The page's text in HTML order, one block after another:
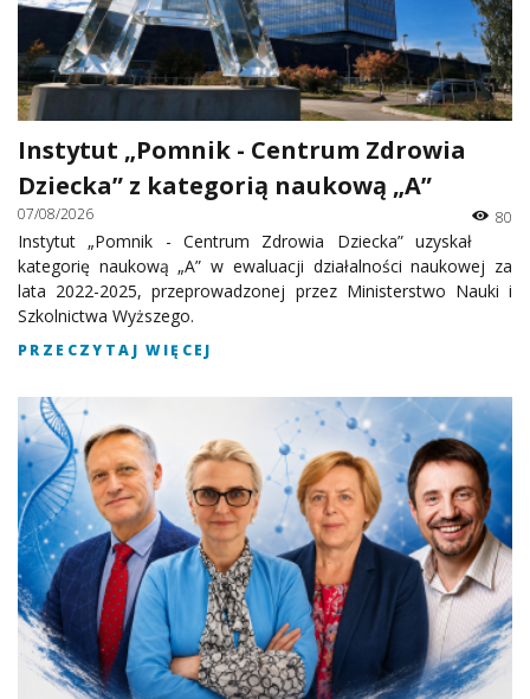
Instytut „Pomnik - Centrum Zdrowia
Dziecka” z kategorią naukową „A”
07/08/2026 80
Instytut „Pomnik - Centrum Zdrowia Dziecka” uzyskał
kategorię naukową „A” w ewaluacji działalności naukowej za
lata 2022-2025, przeprowadzonej przez Ministerstwo Nauki i
Szkolnictwa Wyższego.
PRZECZYTAJ WIĘCEJ